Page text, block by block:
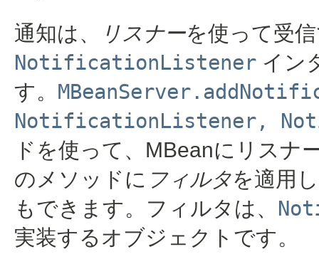
通知は、 リスナーを使って受
NotificationListener イン
す。
NotificationListener,
ドを使って、MBeanにリスナ
のメソッドに フィルタを適用
もできます。フィルタは、
実装するオブジェクトです。